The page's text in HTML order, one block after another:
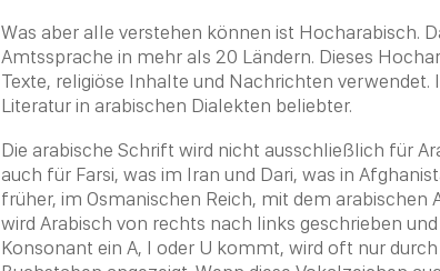
Was aber alle verstehen können ist Hocharabisch.
Amtssprache in mehr als 20 Ländern. Dieses
Texte, religiöse Inhalte und Nachrichten
Literatur in arabischen Dialekten beliebter.
Die arabische Schrift wird nicht ausschließlich für
auch für Farsi, was im Iran und Dari, was in
früher, im Osmanischen Reich, mit dem arabischen
wird Arabisch von rechts nach links geschrieben
Konsonant ein A, I oder U kommt, wird oft nur